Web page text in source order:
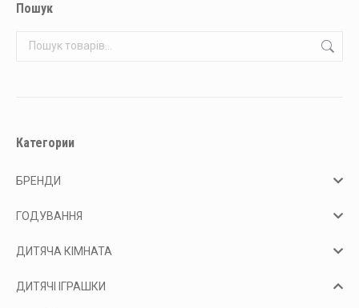
Пошук
Категории
БРЕНДИ
ГОДУВАННЯ
ДИТЯЧА КІМНАТА
ДИТЯЧІ ІГРАШКИ